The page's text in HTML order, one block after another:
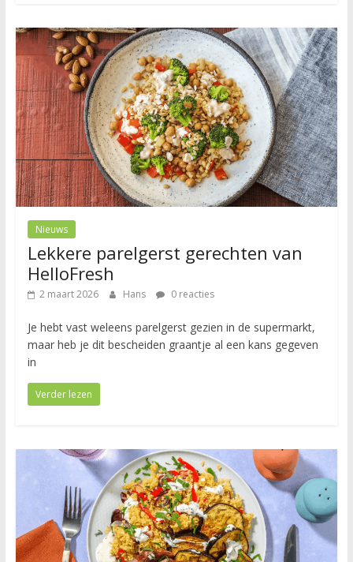
Nieuws
Lekkere parelgerst gerechten van
HelloFresh
2 maart 2026 Hans 0 reacties
Je hebt vast weleens parelgerst gezien in de supermarkt,
maar heb je dit bescheiden graantje al een kans gegeven
in
Verder lezen